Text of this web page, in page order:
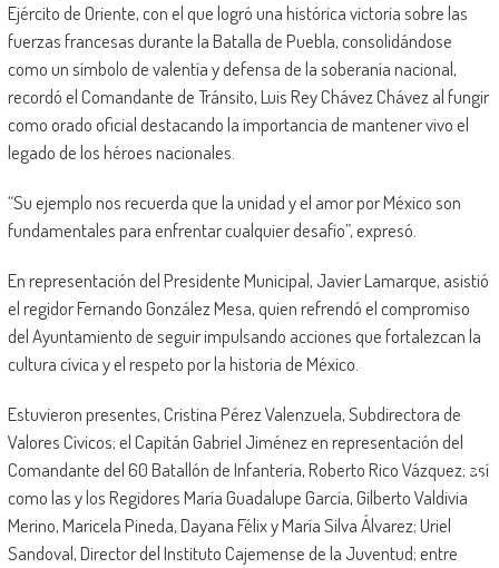
Ejército de Oriente, con el que logró una histórica victoria sobre las
fuerzas francesas durante la Batalla de Puebla, consolidándose
como un símbolo de valentía y defensa de la soberanía nacional,
recordó el Comandante de Tránsito, Luis Rey Chávez Chávez al fungir
como orado oficial destacando la importancia de mantener vivo el
legado de los héroes nacionales.
“Su ejemplo nos recuerda que la unidad y el amor por México son
fundamentales para enfrentar cualquier desafío”, expresó.
En representación del Presidente Municipal, Javier Lamarque, asistió
el regidor Fernando González Mesa, quien refrendó el compromiso
del Ayuntamiento de seguir impulsando acciones que fortalezcan la
cultura cívica y el respeto por la historia de México.
Estuvieron presentes, Cristina Pérez Valenzuela, Subdirectora de
Valores Cívicos; el Capitán Gabriel Jiménez en representación del
Comandante del 60 Batallón de Infantería, Roberto Rico Vázquez; así
como las y los Regidores María Guadalupe García, Gilberto Valdivia
Merino, Maricela Pineda, Dayana Félix y María Silva Álvarez; Uriel
Sandoval, Director del Instituto Cajemense de la Juventud; entre